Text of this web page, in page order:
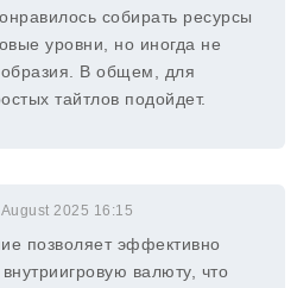
собирать ресурсы
уровни, но иногда не
В общем, для
тайтлов подойдет.
2025 16:15
позволяет эффективно
валюту, что